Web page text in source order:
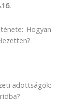
Hogyan
adottságok: